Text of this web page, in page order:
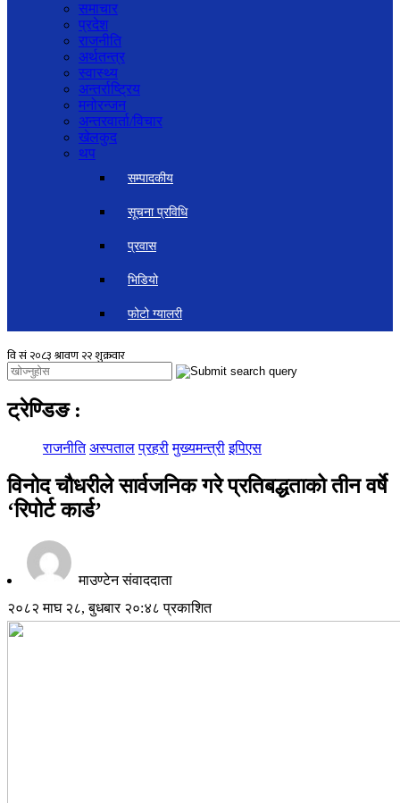
समाचार
प्रदेश
राजनीति
अर्थतन्त्र
स्वास्थ्य
अन्तर्राष्ट्रिय
मनोरन्जन
अन्तरवार्ता/विचार
खेलकुद
थप
सम्पादकीय
सूचना प्रविधि
प्रवास
भिडियो
फोटो ग्यालरी
ट्रेण्डिङ :
राजनीति अस्पताल प्रहरी मुख्यमन्त्री इपिएस
विनोद चौधरीले सार्वजनिक गरे प्रतिबद्धताको तीन वर्षे
‘रिपोर्ट कार्ड’
माउण्टेन संवाददाता
२०८२ माघ २८, बुधबार २०:४८ प्रकाशित